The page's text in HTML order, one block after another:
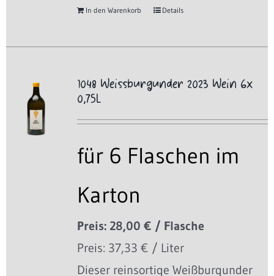
In den Warenkorb Details
1048 Weissburgunder 2023 Wein 6x
0,75L
für 6 Flaschen im
Karton
Preis: 28,00 € / Flasche
Preis: 37,33 € / Liter
Dieser reinsortige Weißburgunder